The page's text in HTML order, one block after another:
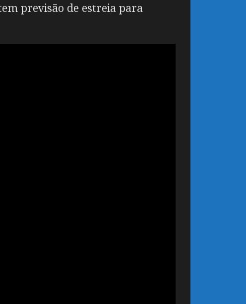
previsão de estreia para